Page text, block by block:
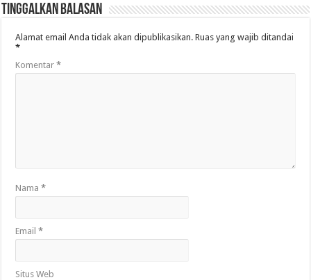
Tinggalkan Balasan
Alamat email Anda tidak akan dipublikasikan. Ruas yang wajib ditandai
*
Komentar*
Nama*
Email*
Situs Web